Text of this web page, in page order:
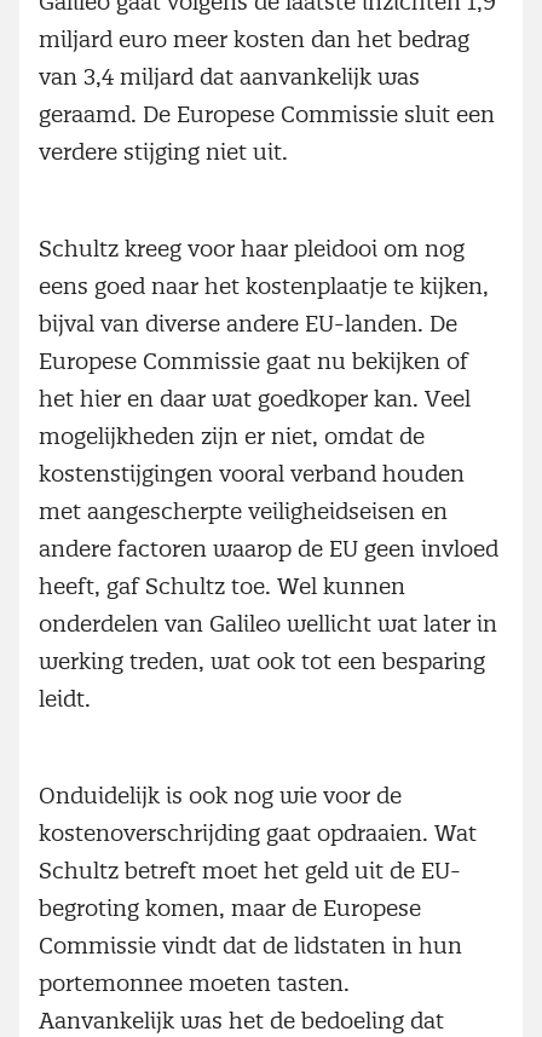
miljard euro meer kosten dan het bedrag
van 3,4 miljard dat aanvankelijk was
geraamd. De Europese Commissie sluit een
verdere stijging niet uit.
Schultz kreeg voor haar pleidooi om nog
eens goed naar het kostenplaatje te kijken,
bijval van diverse andere EU-landen. De
Europese Commissie gaat nu bekijken of
het hier en daar wat goedkoper kan. Veel
mogelijkheden zijn er niet, omdat de
kostenstijgingen vooral verband houden
met aangescherpte veiligheidseisen en
andere factoren waarop de EU geen invloed
heeft, gaf Schultz toe. Wel kunnen
onderdelen van Galileo wellicht wat later in
werking treden, wat ook tot een besparing
leidt.
Onduidelijk is ook nog wie voor de
kostenoverschrijding gaat opdraaien. Wat
Schultz betreft moet het geld uit de EU-
begroting komen, maar de Europese
Commissie vindt dat de lidstaten in hun
portemonnee moeten tasten.
Aanvankelijk was het de bedoeling dat